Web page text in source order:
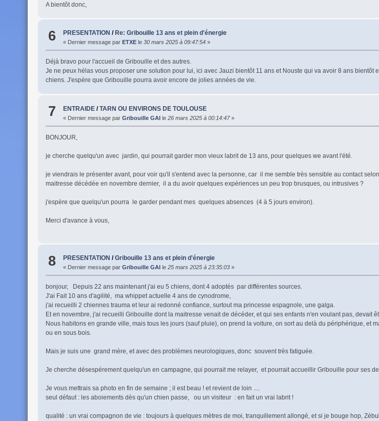
A bientôt donc,
6 PRESENTATION / Re: Gribouille 13 ans et plein d'énergie
« Dernier message par ETXE le30 mars 2025 à 09:47:54»
Déjà bravo pour l'accueil de Gribouille et des autres.
Je ne peux hélas vous proposer une solution pour lui, ici avec Jauzi bientôt 11 ans et Nouste qui va avoir 8 ans
chiens. J'espère que Gribouille pourra avoir encore de jolies années de vie.
7 ENTRAIDE/TARN OU ENVIRONS DE TOULOUSE
« Dernier message par Gribouille GAI le26 mars 2025 à 00:14:47»
BONJOUR,
je cherche quelqu'un avec jardin, qui pourrait garder mon vieux labrit de 13 ans, pour quelques we avant l'été.
je viendrais le présenter avant, pour voir qu'il s'entend avec la personne, car il me semble très sensible au contact
maitresse décédée en novembre dernier, il a du avoir quelques expériences un peu trop brusques, ou intrusives ?
j'espère que quelqu'un pourra le garder pendant mes quelques absences (4 à 5 jours environ).
Merci d'avance à vous,
8 PRESENTATION /Gribouille 13 ans et plein d'énergie
« Dernier message par Gribouille GAI le25 mars 2025 à 23:35:03»
bonjour, Depuis 22 ans maintenant j'ai eu 5 chiens, dont 4 adoptés par différentes sources.
J'ai Fait 10 ans d'agilité, ma whippet actuelle 4 ans de cynodrome,
j'ai recueilli 2 chiennes trauma et leur ai redonné confiance, surtout ma princesse espagnole, une galga.
Et en novembre, j'ai recueilli Gribouille dont la maitresse venait de décéder, et qui ses enfants n'en voulant pas, devait
Nous habitons en grande ville, mais tous les jours (sauf pluie), on prend la voiture, on sort au delà du périphérique, et
ou en sous bois.
Mais je suis une grand mère, et avec des problèmes neurologiques, donc souvent très fatiguée.
Je cherche désespérement quelqu'un en campagne, qui pourrait me relayer, et pourrait accueillir Gribouille pour ses
Je vous mettrais sa photo en fin de semaine ; il est beau ! et revient de loin ....
seul défaut : les aboiements dès qu'un chien passe, ou un visiteur : en fait un vrai labrit !
qualité : un vrai compagnon de vie : toujours à quelques mètres de moi, tranquillement allongé, et si je bouge hop,